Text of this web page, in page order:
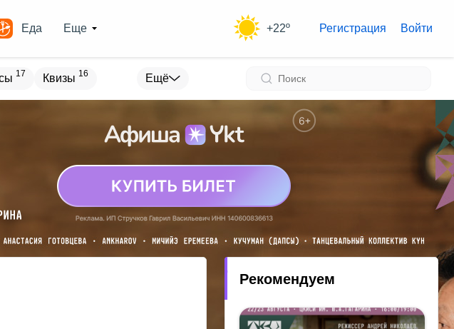
Еда Еще +22º Регистрация Войти
17 Квизы 16
Театры
Ещё
Рекомендуем